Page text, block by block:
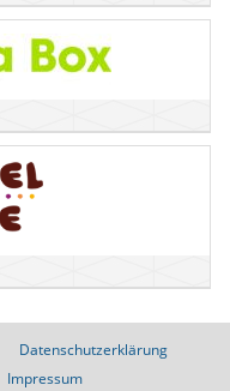
Datenschutzerklärung
Impressum